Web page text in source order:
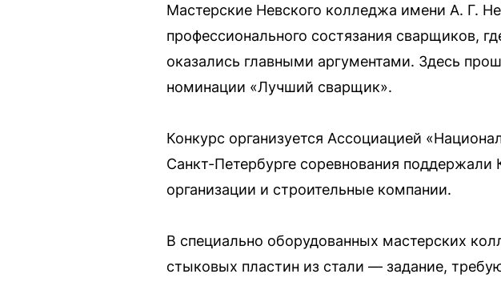
Мастерские Невского колледжа имени А. Г.
профессионального состязания сварщиков,
оказались главными аргументами. Здесь
номинации «Лучший сварщик».
Конкурс организуется Ассоциацией
Санкт-Петербурге соревнования
организации и строительные компании.
В специально оборудованных мастерских
стыковых пластин из стали — задание,